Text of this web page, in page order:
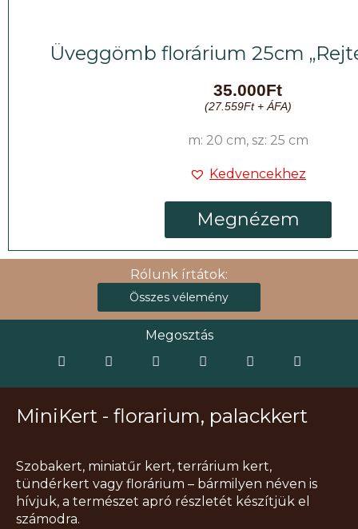
Üveggömb florárium 25cm
35.000Ft
(27.559Ft+ ÁFA)
m: 20 cm, sz: 25 cm
Kedvencekhez
Megnézem
Rólunk írtátok:
Összes vélemény
Megosztás
MiniKert - florarium, palackkert
Szobakert, miniatűr kert, terrárium kert,
tündérkert vagy florárium – bármilyen néven is
hívjuk, a természet apró részletét készítjük el
számodra.